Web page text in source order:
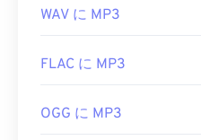
WAV に MP3
FLAC に MP3
OGG に MP3